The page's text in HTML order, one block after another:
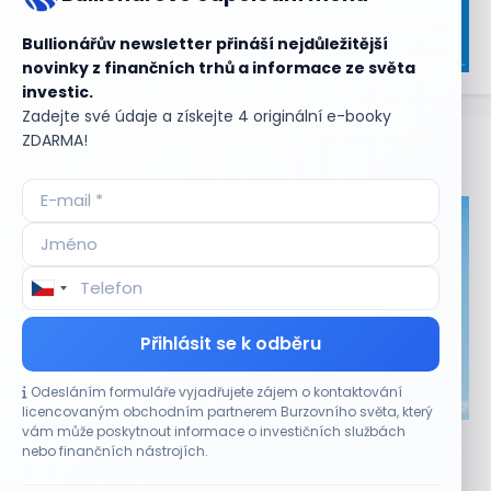
Bullionářův newsletter přináší nejdůležitější
novinky z finančních trhů a informace ze světa
investic.
Zadejte své údaje a získejte 4 originální e-booky
ZDARMA!
Přihlásit se k odběru
Odesláním formuláře vyjadřujete zájem o kontaktování
licencovaným obchodním partnerem Burzovního světa, který
vám může poskytnout informace o investičních službách
nebo finančních nástrojích.
Aktuální
CO HÝBE TRHEM
Akcie Micron klesají, ale nejhoršímu výprodeji
paměťových čipů unikly